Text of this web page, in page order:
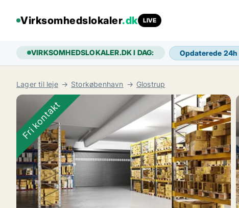
Virksomhedslokaler.dk LIVE
VIRKSOMHEDSLOKALER.DK I DAG: Opdaterede 24h
Lager til leje Storkøbenhavn Glostrup
Fri kontakt